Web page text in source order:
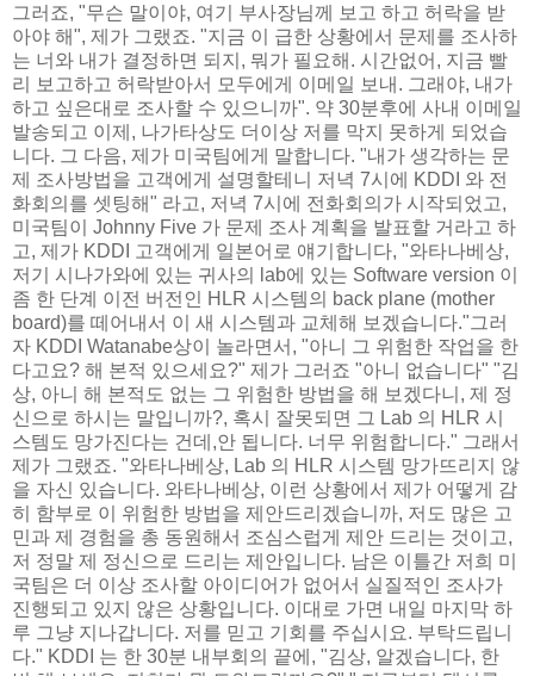
그러죠, "무슨 말이야, 여기 부사장님께 보고 하고 허락을 받
아야 해", 제가 그랬죠. "지금 이 급한 상황에서 문제를 조사하
는 너와 내가 결정하면 되지, 뭐가 필요해. 시간없어, 지금 빨
리 보고하고 허락받아서 모두에게 이메일 보내. 그래야, 내가
하고 싶은대로 조사할 수 있으니까". 약 30분후에 사내 이메일
발송되고 이제, 나가타상도 더이상 저를 막지 못하게 되었습
니다. 그 다음, 제가 미국팀에게 말합니다. "내가 생각하는 문
제 조사방법을 고객에게 설명할테니 저녁 7시에 KDDI 와 전
화회의를 셋팅해" 라고, 저녁 7시에 전화회의가 시작되었고,
미국팀이 Johnny Five 가 문제 조사 계획을 발표할 거라고 하
고, 제가 KDDI 고객에게 일본어로 얘기합니다, "와타나베상,
저기 시나가와에 있는 귀사의 lab에 있는 Software version 이
좀 한 단계 이전 버전인 HLR 시스템의 back plane (mother
board)를 떼어내서 이 새 시스템과 교체해 보겠습니다."그러
자 KDDI Watanabe상이 놀라면서, "아니 그 위험한 작업을 한
다고요? 해 본적 있으세요?" 제가 그러죠 "아니 없습니다" "김
상, 아니 해 본적도 없는 그 위험한 방법을 해 보겠다니, 제 정
신으로 하시는 말입니까?, 혹시 잘못되면 그 Lab 의 HLR 시
스템도 망가진다는 건데,안 됩니다. 너무 위험합니다." 그래서
제가 그랬죠. "와타나베상, Lab 의 HLR 시스템 망가뜨리지 않
을 자신 있습니다. 와타나베상, 이런 상황에서 제가 어떻게 감
히 함부로 이 위험한 방법을 제안드리겠습니까, 저도 많은 고
민과 제 경험을 총 동원해서 조심스럽게 제안 드리는 것이고,
저 정말 제 정신으로 드리는 제안입니다. 남은 이틀간 저희 미
국팀은 더 이상 조사할 아이디어가 없어서 실질적인 조사가
진행되고 있지 않은 상황입니다. 이대로 가면 내일 마지막 하
루 그냥 지나갑니다. 저를 믿고 기회를 주십시요. 부탁드립니
다." KDDI 는 한 30분 내부회의 끝에, "김상, 알겠습니다, 한